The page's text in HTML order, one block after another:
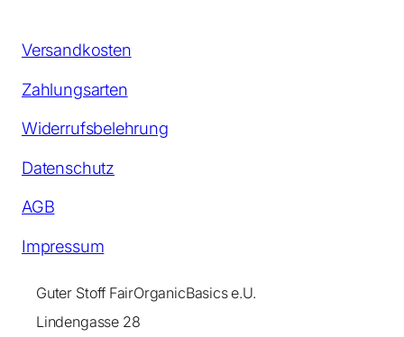
Versandkosten
Zahlungsarten
Widerrufsbelehrung
Datenschutz
AGB
Impressum
Guter Stoff FairOrganicBasics e.U.
Lindengasse 28